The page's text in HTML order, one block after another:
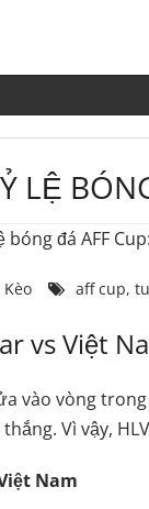
LỆ
đá AFF
Kèo aff cup,
vs Việt
vào vòng
Vì vậy,
Nam